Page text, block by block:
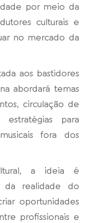
por meio da
culturais e
no mercado da
aos bastidores
abordará temas
circulação de
para
fora dos
a ideia é
da realidade do
oportunidades
profissionais e